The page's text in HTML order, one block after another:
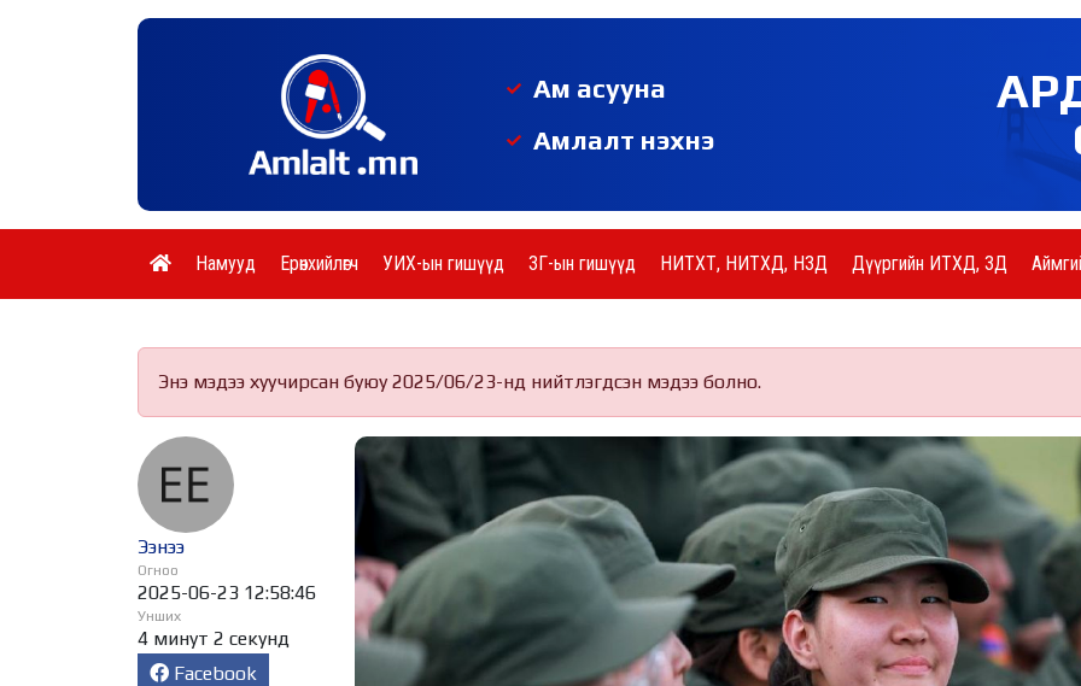
Ам асууна
Амлалт нэхнэ
Намууд Ерөнхийлөгч УИХ-ын гишүүд ЗГ-ын гишүүд НИТХТ, НИТХД, НЗД Дүүргийн ИТХД, ЗД
Энэ мэдээ хуучирсан буюу 2025/06/23-нд нийтлэгдсэн мэдээ болно.
Ээнээ
Огноо
2025-06-23 12:58:46
Унших
4 минут 2 секунд
Facebook